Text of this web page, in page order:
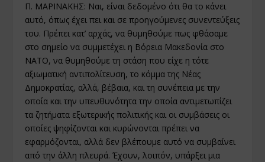
Π. ΜΑΡΙΝΑΚΗΣ: Ναι, είναι δεδομένο ότι θα το κάνει
αυτό, όπως έχει πει και σε προηγούμενες συνεντεύξεις
του. Πρέπει κατ’ αρχάς, να θυμηθούμε πως φθάσαμε
στο σημείο να συμμετέχει η Βόρεια Μακεδονία στο
ΝΑΤΟ, να θυμηθούμε τη στάση που είχε η τότε
αξιωματική αντιπολίτευση, το κόμμα της Νέας
Δημοκρατίας, αλλά, βέβαια, και τη συνέπεια με την
οποία και την υπευθυνότητα την οποία αντιμετωπίζει
τα ζητήματα εξωτερικής πολιτικής και οι συμβάσεις οι
οποίες ψηφίζονται και κυρώνονται πρέπει να
εφαρμόζονται, αλλά δεν βλέπουμε αυτό να συμβαίνει
από την άλλη πλευρά. Έχουν, λοιπόν, υπάρξει μια